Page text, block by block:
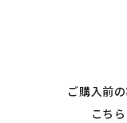
ご購入前
こち